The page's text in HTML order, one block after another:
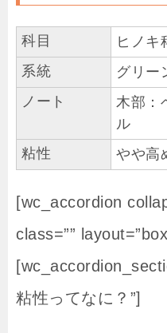
科目
ヒノキ
系統
グリー
ノート
木部：
ル
粘性
やや高
[wc_accordion
class=””
粘性ってなに？”]